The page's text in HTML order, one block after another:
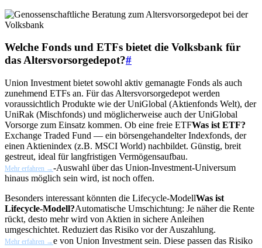
Welche Fonds und ETFs bietet die Volksbank für
das Altersvorsorgedepot?#
Union Investment bietet sowohl aktiv gemanagte Fonds als auch
zunehmend ETFs an. Für das Altersvorsorgedepot werden
voraussichtlich Produkte wie der UniGlobal (Aktienfonds Welt), der
UniRak (Mischfonds) und möglicherweise auch der UniGlobal
Vorsorge zum Einsatz kommen. Ob eine freie ETFWas ist ETF?
Exchange Traded Fund — ein börsengehandelter Indexfonds, der
einen Aktienindex (z.B. MSCI World) nachbildet. Günstig, breit
gestreut, ideal für langfristigen Vermögensaufbau.
Mehr erfahren →-Auswahl über das Union-Investment-Universum
hinaus möglich sein wird, ist noch offen.
Besonders interessant könnten die Lifecycle-ModellWas ist
Lifecycle-Modell?Automatische Umschichtung: Je näher die Rente
rückt, desto mehr wird von Aktien in sichere Anleihen
umgeschichtet. Reduziert das Risiko vor der Auszahlung.
Mehr erfahren →e von Union Investment sein. Diese passen das Risiko